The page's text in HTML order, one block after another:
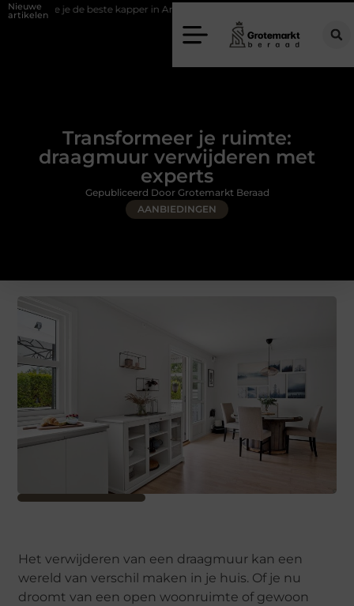
Nieuwe
artikelen
kapper in Arnhem kunt vinden
Transformeer je ruimte:
draagmuur verwijderen met
experts
AANBIEDINGEN
Gepubliceerd Door Grotemarkt Beraad
Het verwijderen van een draagmuur kan een
wereld van verschil maken in je huis. Of je nu
droomt van een open woonruimte of gewoon